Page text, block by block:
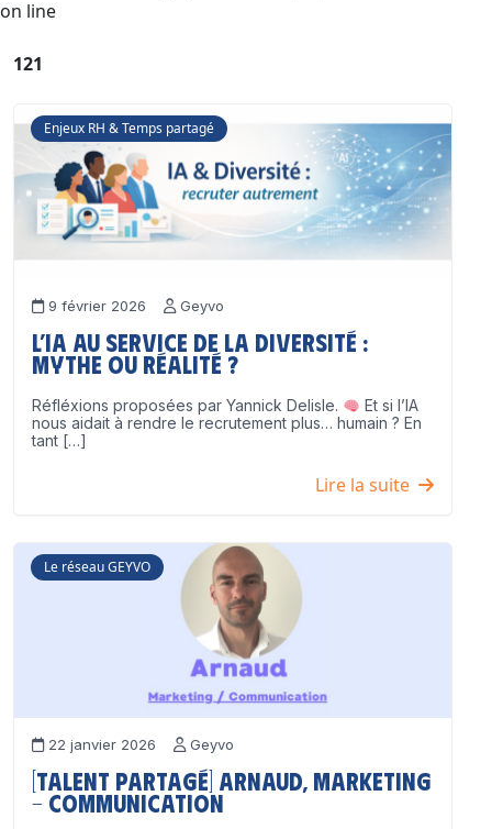
on line
121
Enjeux RH & Temps partagé
9 février 2026 Geyvo
L’IA au service de la diversité :
mythe ou réalité ?
Réfléxions proposées par Yannick Delisle.
Et si l’IA
nous aidait à rendre le recrutement plus… humain ? En
tant […]
Lire la suite
Le réseau GEYVO
22 janvier 2026 Geyvo
[Talent partagé] Arnaud, Marketing
– Communication